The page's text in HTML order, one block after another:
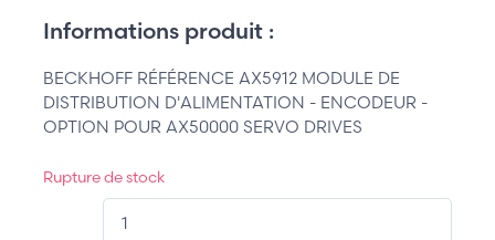
Informations produit :
BECKHOFF RÉFÉRENCE AX5912 MODULE DE
DISTRIBUTION D'ALIMENTATION - ENCODEUR -
OPTION POUR AX50000 SERVO DRIVES
Rupture de stock